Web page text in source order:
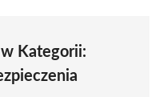
w Kategorii: